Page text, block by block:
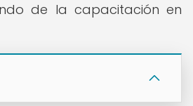
de la capacitación en